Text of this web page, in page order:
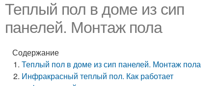
Теплый пол в доме из сип
панелей. Монтаж пола
Содержание
Теплый пол в доме из сип панелей. Монтаж пола
Инфракрасный теплый пол. Как работает